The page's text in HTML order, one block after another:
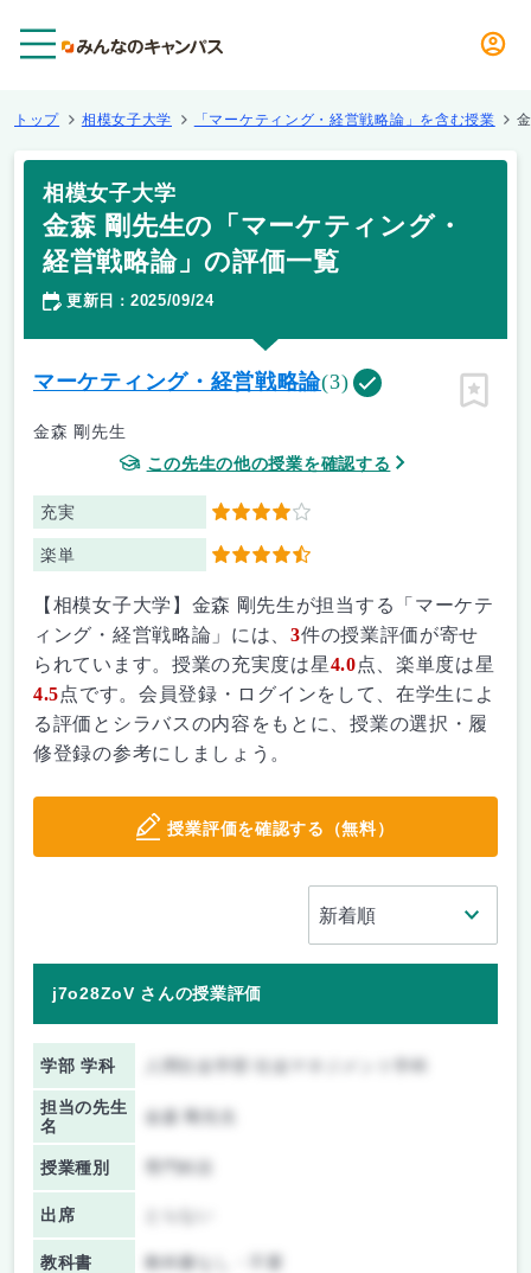
トップ 相模女子大学 「マーケティング・経営戦略論」を含む授業
相模女子大学
金森 剛先生の「マーケティング・
経営戦略論」の評価一覧
更新日 ： 2025/09/24
マーケティング・経営戦略論(3)
金森 剛先生
この先生の他の授業を確認する
充実 4
楽単 4.5
ピン留
【相模女子大学】金森 剛先生が担当する「マーケテ
ィング・経営戦略論」には、3件の授業評価が寄せ
られています。授業の充実度は星4.0点、楽単度は星
4.5点です。会員登録・ログインをして、在学生によ
る評価とシラバスの内容をもとに、授業の選択・履
修登録の参考にしましょう。
授業評価を確認する（無料）
j7o28ZoV さんの授業評価
学部 学科
担当の先生
名
金森 剛先生
授業種別
出席
教科書 教科書なし・不要